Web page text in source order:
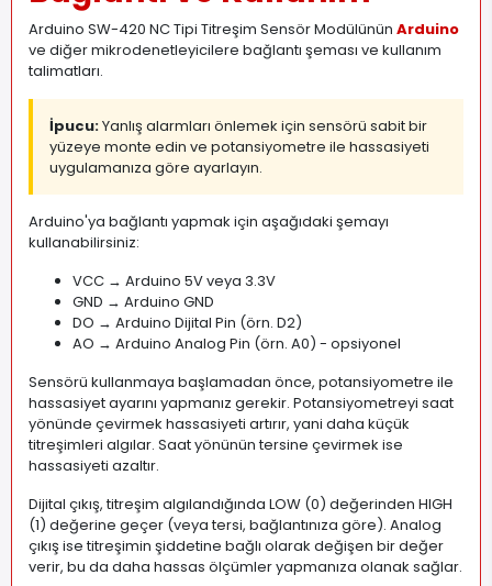
Arduino SW-420 NC Tipi Titreşim Sensör Modülünün Arduino
ve diğer mikrodenetleyicilere bağlantı şeması ve kullanım
talimatları.
İpucu:Yanlış alarmları önlemek için sensörü sabit bir
yüzeye monte edin ve potansiyometre ile hassasiyeti
uygulamanıza göre ayarlayın.
Arduino'ya bağlantı yapmak için aşağıdaki şemayı
kullanabilirsiniz:
VCC → Arduino 5V veya 3.3V
GND → Arduino GND
DO → Arduino Dijital Pin (örn. D2)
AO → Arduino Analog Pin (örn. A0) - opsiyonel
Sensörü kullanmaya başlamadan önce, potansiyometre ile
hassasiyet ayarını yapmanız gerekir. Potansiyometreyi saat
yönünde çevirmek hassasiyeti artırır, yani daha küçük
titreşimleri algılar. Saat yönünün tersine çevirmek ise
hassasiyeti azaltır.
Dijital çıkış, titreşim algılandığında LOW (0) değerinden HIGH
(1) değerine geçer (veya tersi, bağlantınıza göre). Analog
çıkış ise titreşimin şiddetine bağlı olarak değişen bir değer
verir, bu da daha hassas ölçümler yapmanıza olanak sağlar.